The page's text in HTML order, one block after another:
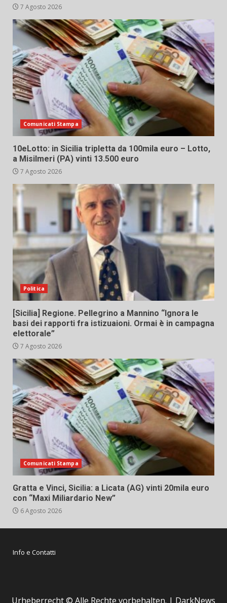
7 Agosto 2026
Comunicati Stampa
10eLotto: in Sicilia tripletta da 100mila euro – Lotto,
a Misilmeri (PA) vinti 13.500 euro
7 Agosto 2026
Politica
[Sicilia] Regione. Pellegrino a Mannino “Ignora le
basi dei rapporti fra istizuaioni. Ormai è in campagna
elettorale”
7 Agosto 2026
Comunicati Stampa
Gratta e Vinci, Sicilia: a Licata (AG) vinti 20mila euro
con “Maxi Miliardario New”
6 Agosto 2026
Info e Contatti
Urheberrecht © Alle Rechte vorbehalten. | DarkNews